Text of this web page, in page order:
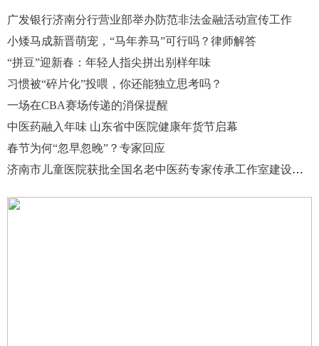
广发银行济南分行营业部举办防范非法金融活动宣传工作
小矮马成新晋萌宠，“马年养马”可行吗？律师解答
“拼豆”迎新春：年轻人指尖拼出别样年味
习惯被“碎片化”投喂，你还能独立思考吗？
一场在CBA赛场传递的消保提醒
中医药融入年味 山东省中医院健康年货节启幕
春节为何“忽早忽晚”？专家回应
济南市儿童医院获批全国名老中医药专家传承工作室建设项目